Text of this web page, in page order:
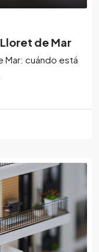
de Mar
Mar: cuándo está